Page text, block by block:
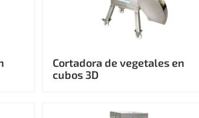
Cortadora de vegetales en
cubos 3D